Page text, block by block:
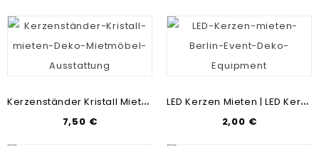
K
Erzenständer Kristall Mieten Berlin | Kerzenständer-Verleih | Kerzenhalter Glas Mieten | Messebau & Mietmöbel
7,50 €
L
ED Kerzen Mieten | LED Kerzen Verleih | Deko-Lichter Vermietung | Messebau & Mietmöbel
2,00 €